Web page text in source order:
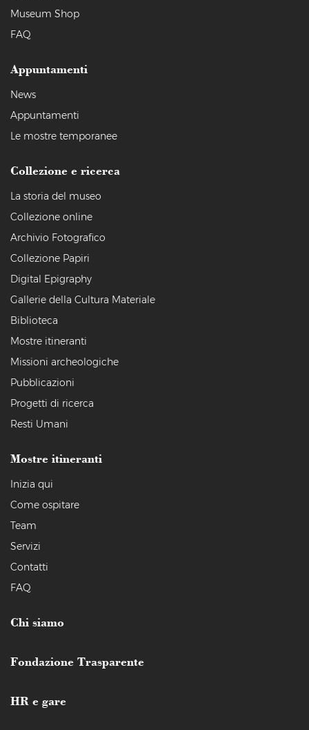
Museum Shop
FAQ
Appuntamenti
News
Appuntamenti
Le mostre temporanee
Collezione e ricerca
La storia del museo
Collezione online
Archivio Fotografico
Collezione Papiri
Digital Epigraphy
Gallerie della Cultura Materiale
Biblioteca
Mostre itineranti
Missioni archeologiche
Pubblicazioni
Progetti di ricerca
Resti Umani
Mostre itineranti
Inizia qui
Come ospitare
Team
Servizi
Contatti
FAQ
Chi siamo
Fondazione Trasparente
HR e gare